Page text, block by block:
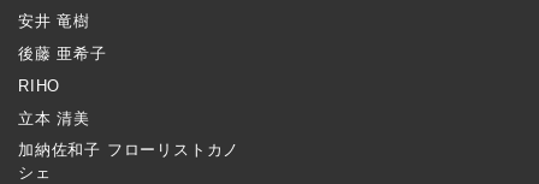
安井 竜樹
後藤 亜希子
RIHO
立本 清美
加納佐和子 フローリストカノ
シェ